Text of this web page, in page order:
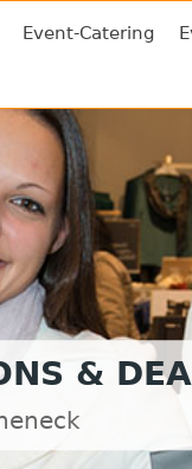
Event-Catering
&